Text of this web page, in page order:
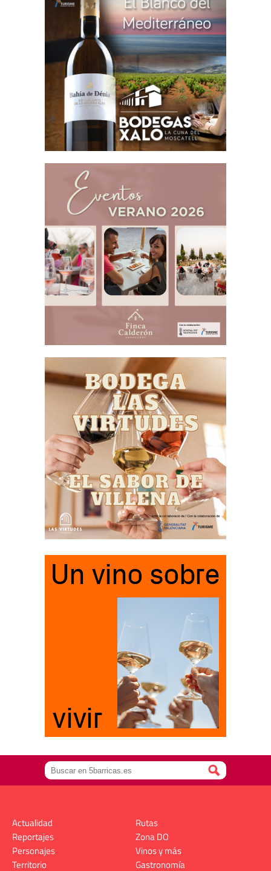
Actualidad
Reportajes
Personajes
Territorio
Rutas
Zona DO
Vinos y más
Gastronomía